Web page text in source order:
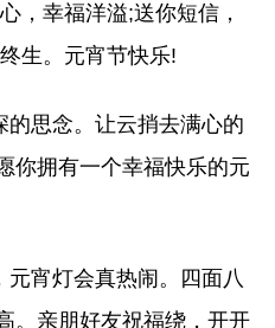
，幸福洋溢;送你短信，
生。元宵节快乐!
的思念。让云捎去满心的
你拥有一个幸福快乐的元
宵灯会真热闹。四面八
。亲朋好友祝福绕，开开